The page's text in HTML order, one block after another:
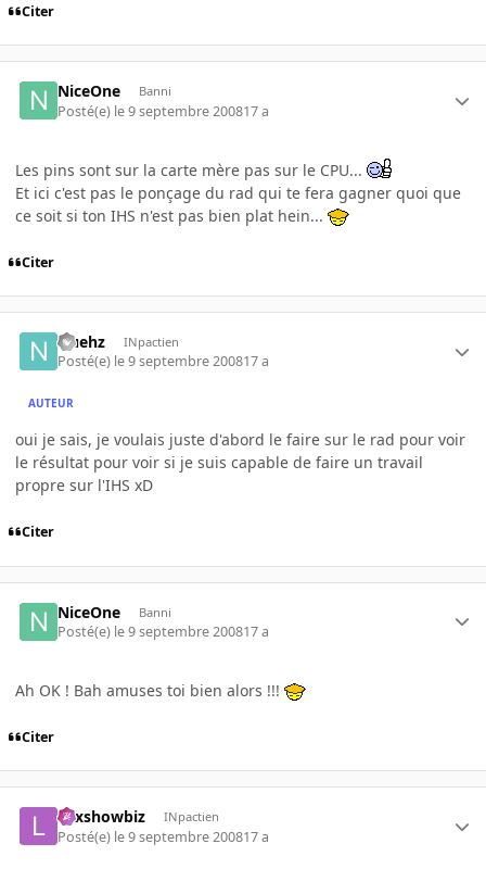
Citer
NiceOne Banni
Posté(e) le 9 septembre 200817 a
Les pins sont sur la carte mère pas sur le CPU...
Et ici c'est pas le ponçage du rad qui te fera gagner quoi que
ce soit si ton IHS n'est pas bien plat hein...
Citer
Nuehz INpactien
Posté(e) le 9 septembre 200817 a
AUTEUR
oui je sais, je voulais juste d'abord le faire sur le rad pour voir
le résultat pour voir si je suis capable de faire un travail
propre sur l'IHS xD
Citer
NiceOne Banni
Posté(e) le 9 septembre 200817 a
Ah OK ! Bah amuses toi bien alors !!!
Citer
Lexshowbiz INpactien
Posté(e) le 9 septembre 200817 a